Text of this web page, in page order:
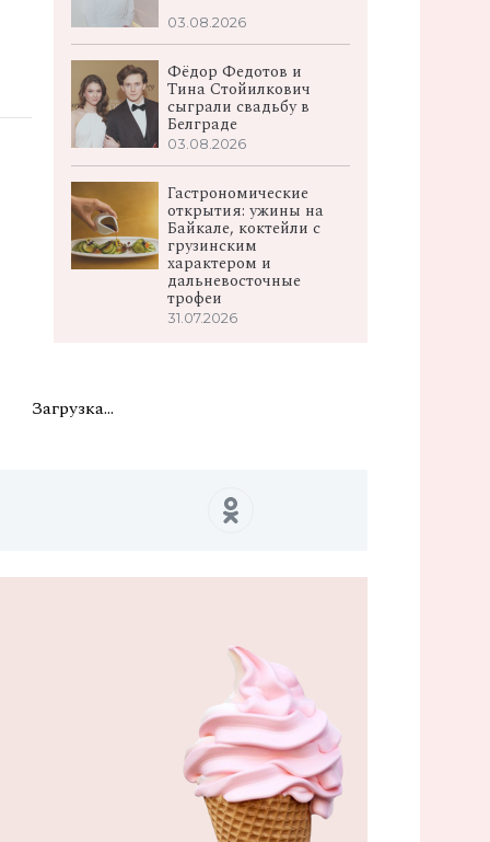
03.08.2026
Фёдор Федотов и
Тина Стойилкович
сыграли свадьбу в
Белграде
03.08.2026
Гастрономические
открытия: ужины на
Байкале, коктейли с
грузинским
характером и
дальневосточные
трофеи
31.07.2026
Загрузка...